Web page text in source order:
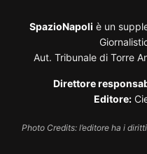
SpazioNapoli è un
Aut. Tribunale di Torre
Direttore
Editore:
Photo Credits: l’editore ha i